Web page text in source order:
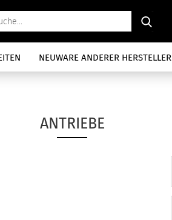
NEUWARE ANDERER HERSTELLER
ANTRIEBE